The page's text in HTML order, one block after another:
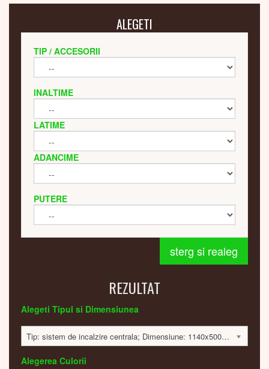
ALEGETI
TIP / ACCESORII
INALTIME
LATIME
ADANCIME
PUTERE
sterg si realeg
REZULTAT
Alegeti Tipul si Dimensiunea
Tip: sistem de incalzire centrala; Dimensiune: 1140x500x35mm; 400 Watt; 9639 lei
Alegerea Culorii